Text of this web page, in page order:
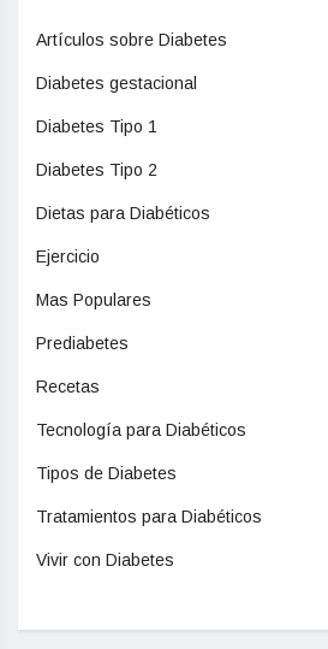
Artículos sobre Diabetes
Diabetes gestacional
Diabetes Tipo 1
Diabetes Tipo 2
Dietas para Diabéticos
Ejercicio
Mas Populares
Prediabetes
Recetas
Tecnología para Diabéticos
Tipos de Diabetes
Tratamientos para Diabéticos
Vivir con Diabetes